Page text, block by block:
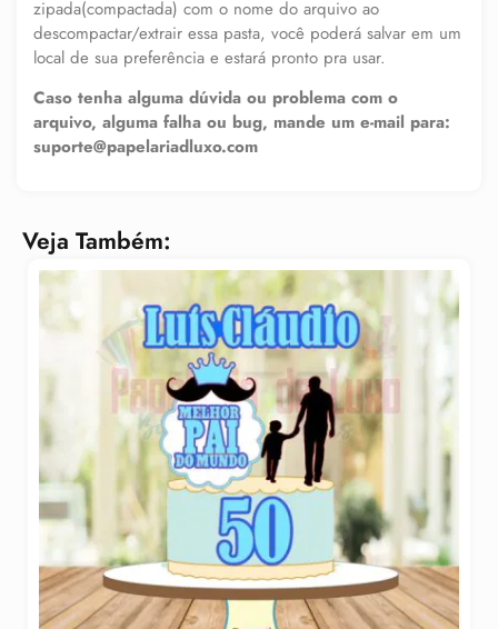
zipada(compactada) com o nome do arquivo ao
descompactar/extrair essa pasta, você poderá salvar em um
local de sua preferência e estará pronto pra usar.
Caso tenha alguma dúvida ou problema com o
arquivo, alguma falha ou bug, mande um e-mail para:
suporte@papelariadluxo.com
Veja Também: